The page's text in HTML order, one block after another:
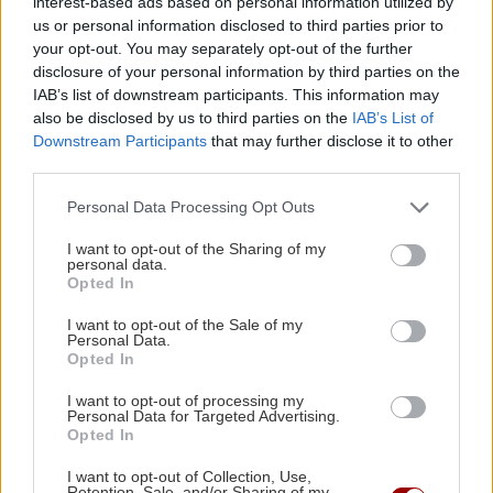
us or personal information disclosed to third parties prior to
your opt-out. You may separately opt-out of the further
disclosure of your personal information by third parties on the
IAB’s list of downstream participants. This information may
also be disclosed by us to third parties on the IAB’s List of
Downstream Participants that may further disclose it to other
Personal Data Processing Opt Outs
I want to opt-out of the Sharing of my
personal data.
Opted In
I want to opt-out of the Sale of my
Personal Data.
Opted In
I want to opt-out of processing my
Personal Data for Targeted Advertising.
Opted In
I want to opt-out of Collection, Use,
ΑΕΚ: Φιλική τεσσάρα στην Καλλιθέα πριν το
Σούπερ Καπ με τον ΟΦΗ
22:00
GOSSIP - LIFESTYLE
Ριφιφί: Η σειρά του Σωτήρη Τσαφούλια
έρχεται στην ελεύθερη τηλεόραση
21:55
ΕΛΛΑΔΑ
Στα ίχνη του μύθου: Η αναπαράσταση του
(βίντεο)
21:46
ΟΙΚΟΝΟΜΙΑ
ΑΑΔΕ: Ποιοι φορολογούμενοι θα λάβουν email
ΠΕΡΙΣΣΟΤΕΡΑ
ΚΟΣΜΟΣ
τη μυστική υπόγεια βάση με Patriot
στη Γερμανία
GOSSIP - LIFESTYLE